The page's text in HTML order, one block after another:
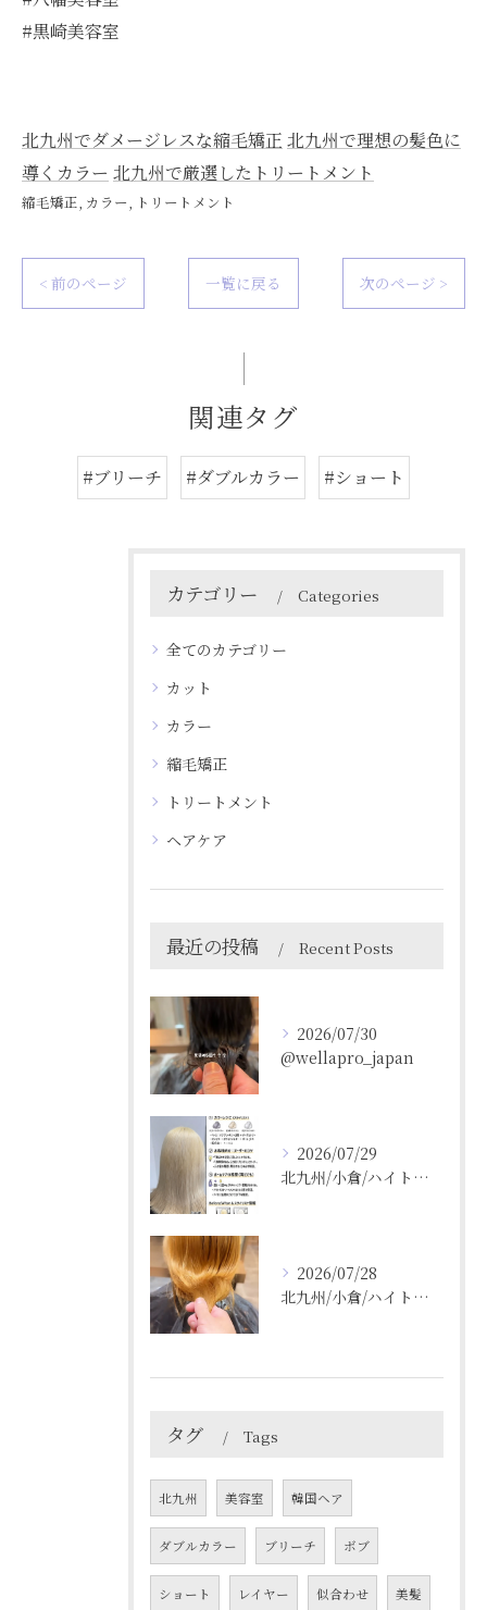
#黒崎美容室
北九州でダメージレスな縮毛矯正 北九州で理想の髪色に
導くカラー 北九州で厳選したトリートメント
縮毛矯正 カラー トリートメント
< 前のページ 一覧に戻る 次のページ >
関連タグ
#ブリーチ #ダブルカラー #ショート
カテゴリー Categories
全てのカテゴリー
カット
カラー
縮毛矯正
トリートメント
ヘアケア
最近の投稿 Recent Posts
2026/07/30
@wellapro_japan
2026/07/29
北九州/小倉/ハイトーン/ケアブリーチ/ブリーチカラー
2026/07/28
北九州/小倉/ハイトーン/ケアブリーチ/ブリーチカラー
タグ Tags
北九州 美容室 韓国ヘア
ダブルカラー ブリーチ ボブ
ショート レイヤー 似合わせ 美髪